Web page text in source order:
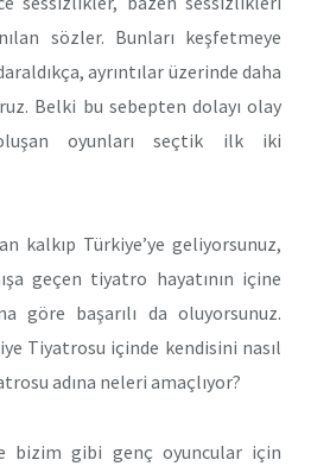
sözler. Bunları keşfetmeye
ayrıntılar üzerinde daha
Belki bu sebepten dolayı olay
oyunları seçtik ilk iki
kalkıp Türkiye’ye geliyorsunuz,
geçen tiyatro hayatının içine
göre başarılı da oluyorsunuz.
Tiyatrosu içinde kendisini nasıl
adına neleri amaçlıyor?
bizim gibi genç oyuncular için